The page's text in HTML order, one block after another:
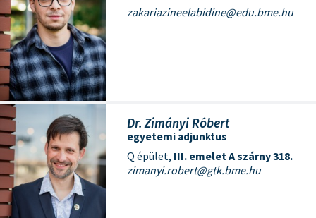
zakariazineelabidine@edu.bme.hu
Dr. Zimányi Róbert
egyetemi adjunktus
Q épület, III. emelet A szárny 318.
zimanyi.robert@gtk.bme.hu